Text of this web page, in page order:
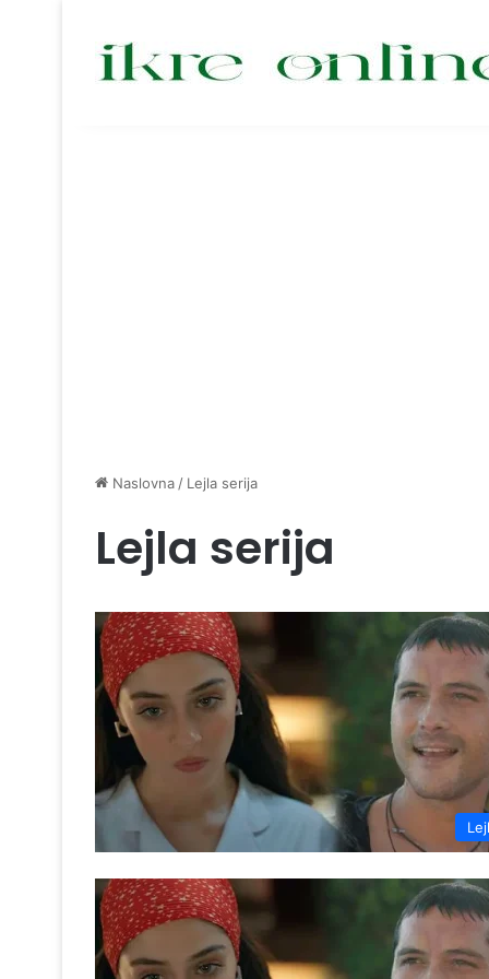
Naslovna / Lejla serija
Lejla serija